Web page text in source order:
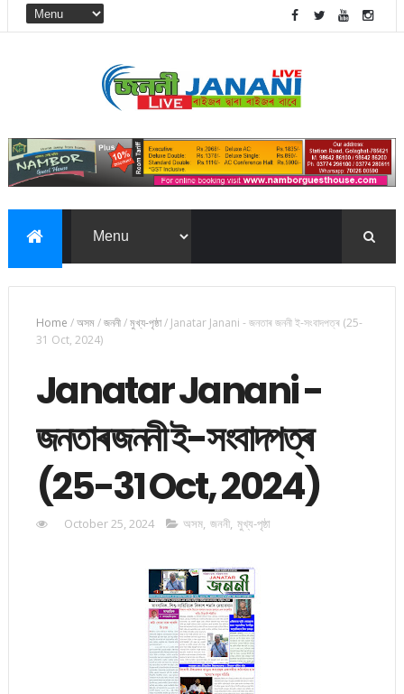
Home /অসম/জননী/মুখ্য-পৃষ্ঠা/ Janatar Janani - জনতাৰ জননী ই-সংবাদপত্ৰ (25-
31 Oct, 2024)
Janatar Janani -
জনতাৰ জননী ই-সংবাদপত্ৰ
(25-31 Oct, 2024)
October 25, 2024 অসম, জননী, মুখ্য-পৃষ্ঠা